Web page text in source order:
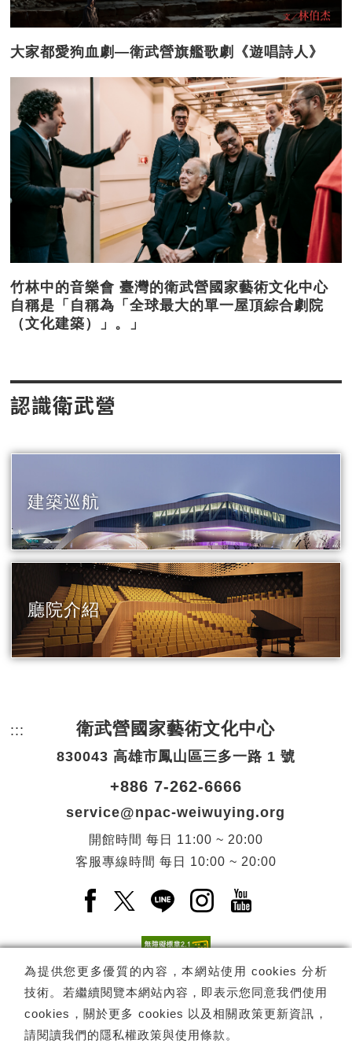
大家都愛狗血劇—衛武營旗艦歌劇《遊唱詩人》
竹林中的音樂會 臺灣的衛武營國家藝術文化中心
自稱是「自稱為「全球最大的單一屋頂綜合劇院
（文化建築）」。」
認識衛武營
建築巡航
廳院介紹
為提供您更多優質的內容，本網站使用 cookies 分析
技術。若繼續閱覽本網站內容，即表示您同意我們使用
cookies，關於更多 cookies 以及相關政策更新資訊，
請閱讀我們的隱私權政策與使用條款 。
::: 頁尾網站資訊。
衛武營國家藝術文化中心
830043 高雄市鳳山區三多一路 1 號
+886 7-262-6666
service@npac-weiwuying.org
開館時間 每日
11:00 ~ 20:00
客服專線時間 每日 10:00 ~ 20:00
Facebook(另開新視窗)
X(另開新視窗)
LINE(另開新視窗)
Instagram(另開新視
YouTube(另開
電子報訂閱 訂閱
Copyright © 國家表演藝術中心 -衛武營國家藝術文化中心